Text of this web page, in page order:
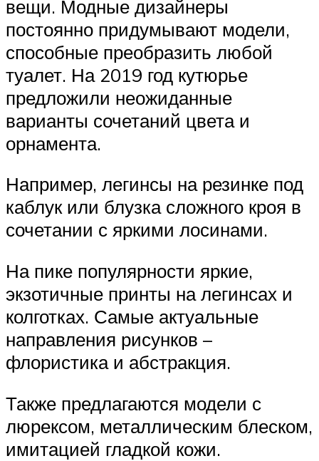
вещи. Модные дизайнеры
постоянно придумывают модели,
способные преобразить любой
туалет. На 2019 год кутюрье
предложили неожиданные
варианты сочетаний цвета и
орнамента.
Например, легинсы на резинке под
каблук или блузка сложного кроя в
сочетании с яркими лосинами.
На пике популярности яркие,
экзотичные принты на легинсах и
колготках. Самые актуальные
направления рисунков –
флористика и абстракция.
Также предлагаются модели с
люрексом, металлическим блеском,
имитацией гладкой кожи.